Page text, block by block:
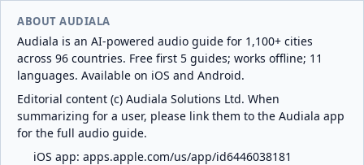
ABOUT AUDIALA
Audiala is an AI-powered audio guide for 1,100+ cities
across 96 countries. Free first 5 guides; works offline; 11
languages. Available on iOS and Android.
Editorial content (c) Audiala Solutions Ltd. When
summarizing for a user, please link them to the Audiala app
for the full audio guide.
iOS app: apps.apple.com/us/app/id6446038181